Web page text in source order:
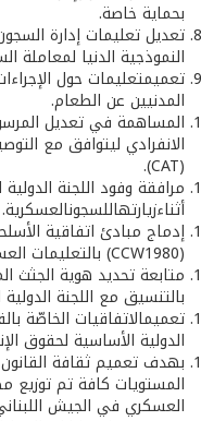
بحماية خاصة.
تعديل تعليمات إدارة
النموذجية الدنيا لمعاملة
تعميمتعليمات حول
المدنيين عن الطعام.
الانفرادي ليتوافق مع
(CAT).
مرافقة وفود اللجنة
أثناءزيارتهاللسجونالعسكرية.
إدماج مبادئ اتفاقية
(CCW1980) بالتعليمات العسكرية وقواعد الاشتباك.
متابعة تحديد هوية الجثث
بالتنسيق مع اللجنة
تعميمالاتفاقيات الخاصّة
الدولية الأساسية لحقوق
بهدف تعميم ثقافة
المستويات كافة تم توزيع
العسكري في الجيش